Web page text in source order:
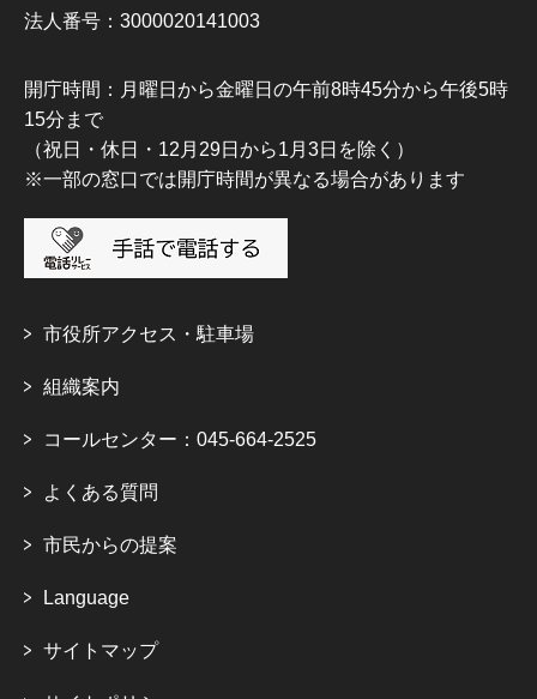
法人番号：3000020141003
開庁時間：月曜日から金曜日の午前8時45分から午後5時
15分まで
（祝日・休日・12月29日から1月3日を除く）
※一部の窓口では開庁時間が異なる場合があります
市役所アクセス・駐車場
組織案内
コールセンター：045-664-2525
よくある質問
市民からの提案
Language
サイトマップ